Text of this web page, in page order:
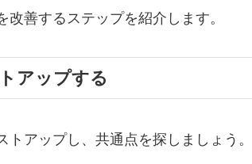
善するステップを紹介します。
アップする
アップし、共通点を探しましょう。